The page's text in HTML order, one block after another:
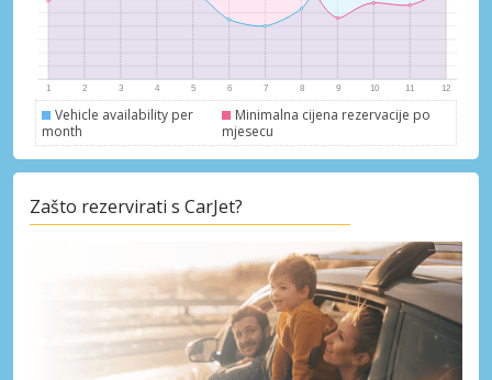
Posebni popusti
Pristupite ekskluzivnim ponudama naših
Prijava putem eLinka
Vehicle availability per
month
Minimalna cijena rezervacije po
mjesecu
Zašto rezervirati s CarJet?